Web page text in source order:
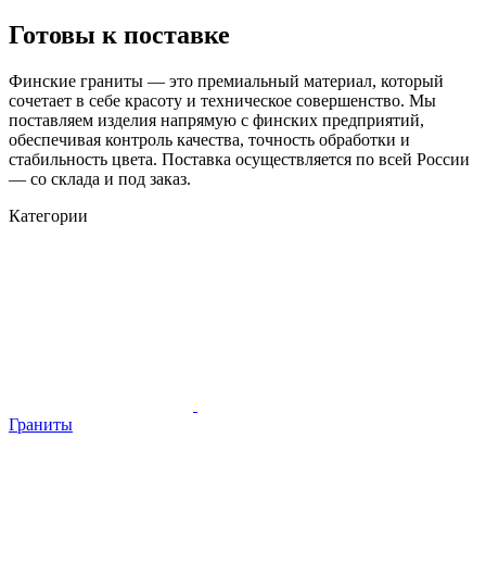
Готовы к поставке
Финские граниты — это премиальный материал, который
сочетает в себе красоту и техническое совершенство. Мы
поставляем изделия напрямую с финских предприятий,
обеспечивая контроль качества, точность обработки и
стабильность цвета. Поставка осуществляется по всей России
— со склада и под заказ.
Категории
Граниты